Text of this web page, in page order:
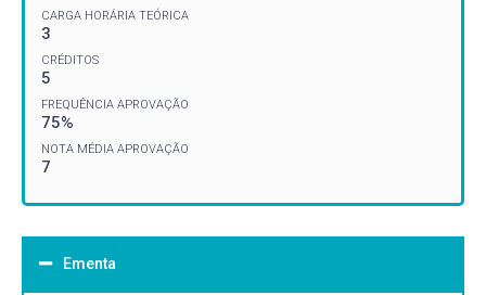
CARGA HORÁRIA TEÓRICA
3
CRÉDITOS
5
FREQUÊNCIA APROVAÇÃO
75%
NOTA MÉDIA APROVAÇÃO
7
Ementa